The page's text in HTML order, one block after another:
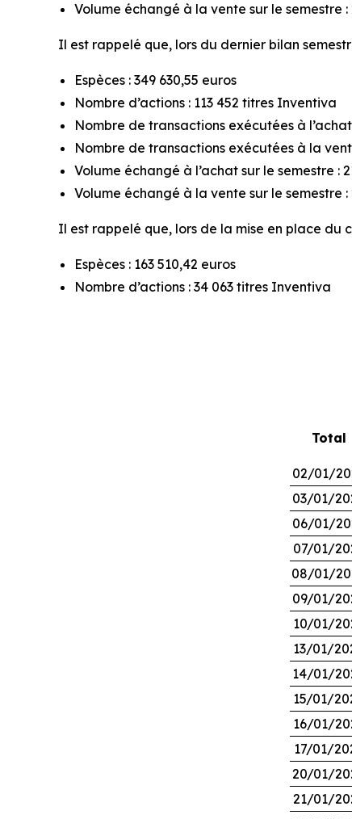
Volume échangé à la vente sur le semestre
Il est rappelé que, lors du dernier bilan
Espèces : 349 630,55 euros
Nombre d’actions : 113 452 titres Inventiva
Nombre de transactions exécutées à l’achat
Nombre de transactions exécutées à la
Volume échangé à l’achat sur le semestre :
Volume échangé à la vente sur le semestre :
Il est rappelé que, lors de la mise en place
Espèces : 163 510,42 euros
Nombre d’actions : 34 063 titres Inventiva
Total
02/01/
03/01/
06/01/
07/01/
08/01/
09/01/
10/01/
13/01/
14/01/
15/01/
16/01/
17/01/
20/01/
21/01/